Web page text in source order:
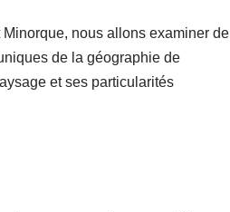
nous allons examiner de
de la géographie de
et ses particularités